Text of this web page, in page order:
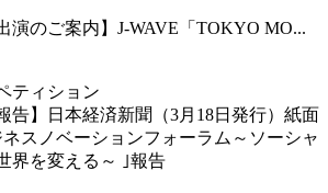
演のご案内】J-WAVE「TOKYO MO...
ティション